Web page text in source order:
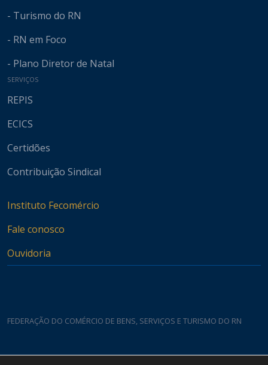
- Turismo do RN
- RN em Foco
- Plano Diretor de Natal
SERVIÇOS
REPIS
ECICS
Certidões
Contribuição Sindical
Instituto Fecomércio
Fale conosco
Ouvidoria
FEDERAÇÃO DO COMÉRCIO DE BENS, SERVIÇOS E TURISMO DO RN